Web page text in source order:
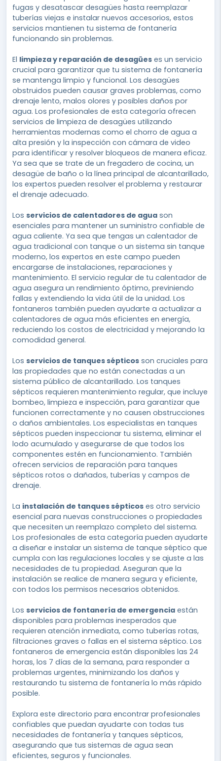
fugas y desatascar desagües hasta reemplazar
tuberías viejas e instalar nuevos accesorios, estos
servicios mantienen tu sistema de fontanería
funcionando sin problemas.
El limpieza y reparación de desagües es un servicio
crucial para garantizar que tu sistema de fontanería
se mantenga limpio y funcional. Los desagües
obstruidos pueden causar graves problemas, como
drenaje lento, malos olores y posibles daños por
agua. Los profesionales de esta categoría ofrecen
servicios de limpieza de desagües utilizando
herramientas modernas como el chorro de agua a
alta presión y la inspección con cámara de video
para identificar y resolver bloqueos de manera eficaz.
Ya sea que se trate de un fregadero de cocina, un
desagüe de baño o la línea principal de alcantarillado,
los expertos pueden resolver el problema y restaurar
el drenaje adecuado.
Los servicios de calentadores de agua son
esenciales para mantener un suministro confiable de
agua caliente. Ya sea que tengas un calentador de
agua tradicional con tanque o un sistema sin tanque
moderno, los expertos en este campo pueden
encargarse de instalaciones, reparaciones y
mantenimiento. El servicio regular de tu calentador de
agua asegura un rendimiento óptimo, previniendo
fallas y extendiendo la vida útil de la unidad. Los
fontaneros también pueden ayudarte a actualizar a
calentadores de agua más eficientes en energía,
reduciendo los costos de electricidad y mejorando la
comodidad general.
Los servicios de tanques sépticos son cruciales para
las propiedades que no están conectadas a un
sistema público de alcantarillado. Los tanques
sépticos requieren mantenimiento regular, que incluye
bombeo, limpieza e inspección, para garantizar que
funcionen correctamente y no causen obstrucciones
o daños ambientales. Los especialistas en tanques
sépticos pueden inspeccionar tu sistema, eliminar el
lodo acumulado y asegurarse de que todos los
componentes estén en funcionamiento. También
ofrecen servicios de reparación para tanques
sépticos rotos o dañados, tuberías y campos de
drenaje.
La instalación de tanques sépticos es otro servicio
esencial para nuevas construcciones o propiedades
que necesiten un reemplazo completo del sistema.
Los profesionales de esta categoría pueden ayudarte
a diseñar e instalar un sistema de tanque séptico que
cumpla con las regulaciones locales y se ajuste a las
necesidades de tu propiedad. Aseguran que la
instalación se realice de manera segura y eficiente,
con todos los permisos necesarios obtenidos.
Los servicios de fontanería de emergencia están
disponibles para problemas inesperados que
requieren atención inmediata, como tuberías rotas,
filtraciones graves o fallas en el sistema séptico. Los
fontaneros de emergencia están disponibles las 24
horas, los 7 días de la semana, para responder a
problemas urgentes, minimizando los daños y
restaurando tu sistema de fontanería lo más rápido
posible.
Explora este directorio para encontrar profesionales
confiables que puedan ayudarte con todas tus
necesidades de fontanería y tanques sépticos,
asegurando que tus sistemas de agua sean
eficientes, seguros y funcionales.